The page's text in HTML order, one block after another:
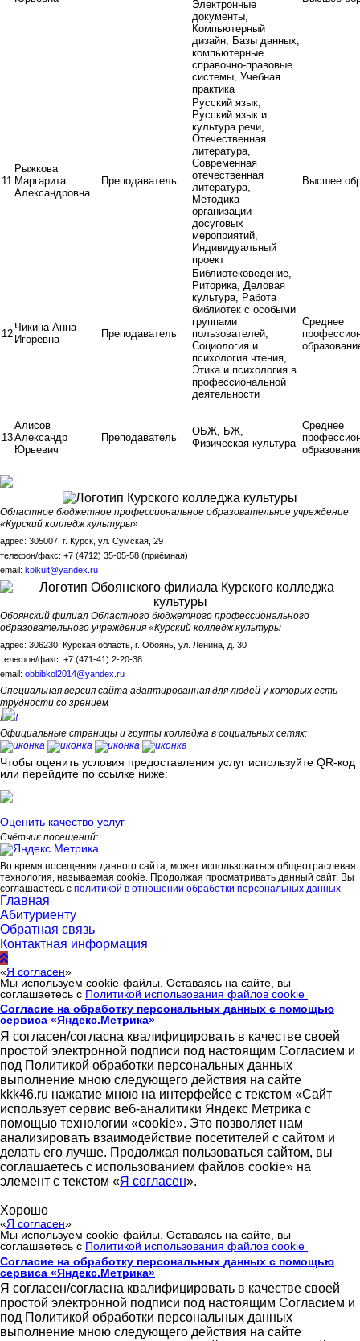
Электронные
документы,
Компьютерный
дизайн, Базы данных,
компьютерные
справочно-правовые
системы, Учебная
практика
11
Рыжкова
Маргарита
Александровна
Преподаватель
Русский язык,
Русский язык и
культура речи,
Отечественная
литература,
Современная
отечественная
литература,
Методика
организации
досуговых
мероприятий,
Индивидуальный
проект
Высшее
12
Чикина Анна
Игоревна
Преподаватель
Библиотековедение,
Риторика, Деловая
культура, Работа
библиотек с особыми
группами
пользователей,
Социология и
психология чтения,
Этика и психология в
профессиональной
деятельности
Среднее
13
Алисов
Александр
Юрьевич
Преподаватель
ОБЖ, БЖ,
Физическая культура
Среднее
Областное бюджетное профессиональное образовательное учреждение
«Курский колледж культуры»
адрес: 305007, г. Курск, ул. Сумская, 29
телефон/факс: +7 (4712) 35-05-58 (приёмная)
email: kolkult@yandex.ru
Обоянский филиал Областного бюджетного профессионального
образовательного учреждения «Курский колледж культуры
адрес: 306230, Курская область, г. Обоянь, ул. Ленина, д. 30
телефон/факс: +7 (471-41) 2-20-38
email: obbibkol2014@yandex.ru
Специальная версия сайта адаптированная для людей у которых есть
трудности со зрением
!
!
Официальные страницы и группы колледжа в социальных сетях:
Чтобы оценить условия предоставления услуг используйте QR-код
или перейдите по ссылке ниже:
Оценить качество услуг
Счётчик посещений:
Во время посещения данного сайта, может использоваться общеотраслевая
технология, называемая cookie. Продолжая просматривать данный сайт, Вы
соглашаетесь с политикой в отношении обработки персональных данных
Главная
Абитуриенту
Обратная связь
Контактная информация
«Я согласен»
Мы используем cookie-файлы. Оставаясь на сайте, вы
соглашаетесь с Политикой использования файлов cookie
Согласие на обработку персональных данных с помощью
сервиса «Яндекс.Метрика»
Я согласен/согласна квалифицировать в качестве своей
простой электронной подписи под настоящим Согласием и
под Политикой обработки персональных данных
выполнение мною следующего действия на сайте
kkk46.ru нажатие мною на интерфейсе с текстом «Сайт
использует сервис веб-аналитики Яндекс Метрика с
помощью технологии «cookie». Это позволяет нам
анализировать взаимодействие посетителей с сайтом и
делать его лучше. Продолжая пользоваться сайтом, вы
соглашаетесь с использованием файлов cookie» на
элемент с текстом «Я согласен».
Хорошо
«Я согласен»
Мы используем cookie-файлы. Оставаясь на сайте, вы
соглашаетесь с Политикой использования файлов cookie
Согласие на обработку персональных данных с помощью
сервиса «Яндекс.Метрика»
Я согласен/согласна квалифицировать в качестве своей
простой электронной подписи под настоящим Согласием и
под Политикой обработки персональных данных
выполнение мною следующего действия на сайте